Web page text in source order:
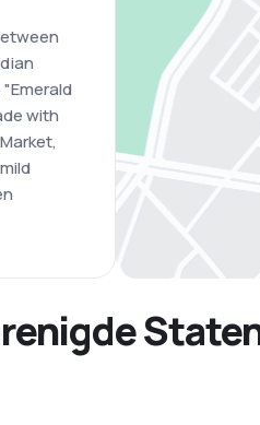
with